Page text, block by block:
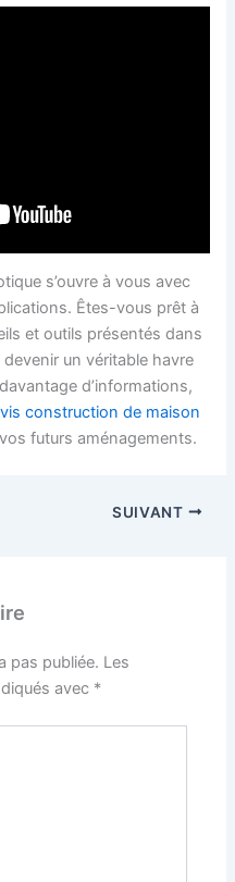
s’ouvre à vous avec
Êtes-vous prêt à
et outils présentés dans
un véritable havre
d’informations,
construction de maison
futurs aménagements.
SUIVANT
pas publiée. Les
avec *